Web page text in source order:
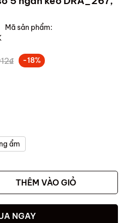
Mã sản phẩm:
-18%
ẩm
THÊM VÀO GIỎ
NGAY